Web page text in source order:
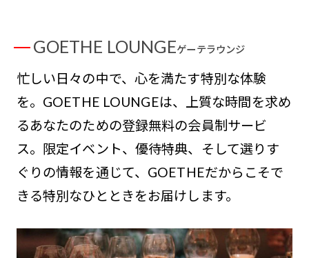
GOETHE LOUNGEゲーテラウンジ
忙しい日々の中で、心を満たす特別な体験
を。GOETHE LOUNGEは、上質な時間を求め
るあなたのための登録無料の会員制サービ
ス。限定イベント、優待特典、そして選りす
ぐりの情報を通じて、GOETHEだからこそで
きる特別なひとときをお届けします。